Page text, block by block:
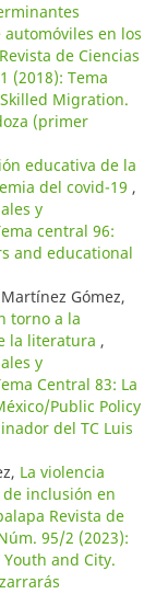
en los
de Ciencias
(2018): Tema
Migration.
(primer
educativa de la
del covid-19 ,
y
central 96:
and educational
Gómez,
torno a la
la literatura ,
y
Central 83: La
Public Policy
del TC Luis
La violencia
inclusión en
Revista de
95/2 (2023):
and City.